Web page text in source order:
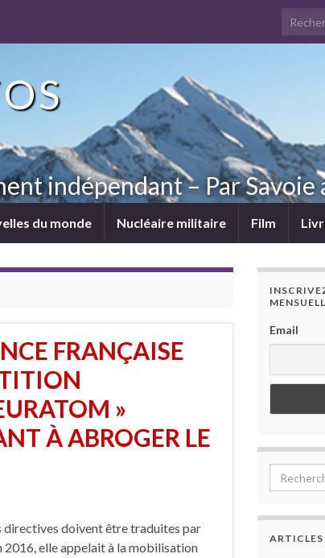
Search
indépendant – Par
du monde Nucléaire militaire Film
FRANÇAISE
»
À ABROGER LE
directives doivent être traduites par
2016, elle appelait à la mobilisation
Email
Search
ARTICLES